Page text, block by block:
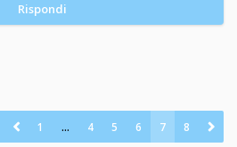
Rispondi
1 … 4 5 6 7 8